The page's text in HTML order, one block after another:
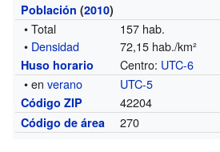
Población (2010)
• Total
157 hab.
• Densidad 72,15 hab./km²
Huso horario Centro: UTC-6
• enverano UTC-5
Código ZIP 42204
Código de área 270